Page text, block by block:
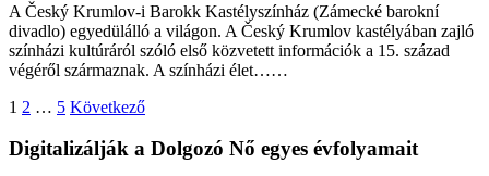
A Český Krumlov-i Barokk Kastélyszínház (Zámecké barokní
divadlo) egyedülálló a világon. A Český Krumlov kastélyában zajló
színházi kultúráról szóló első közvetett információk a 15. század
végéről származnak. A színházi élet……
Bejegyzések
lapozása
1 2 … 5 Következő
Digitalizálják a Dolgozó Nő egyes évfolyamait